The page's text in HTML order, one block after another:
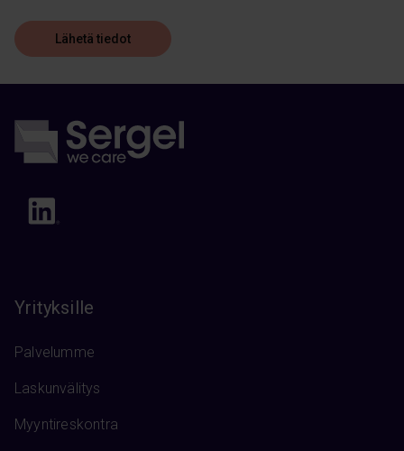
Lähetä tiedot
Yrityksille
Palvelumme
Laskunvälitys
Myyntireskontra